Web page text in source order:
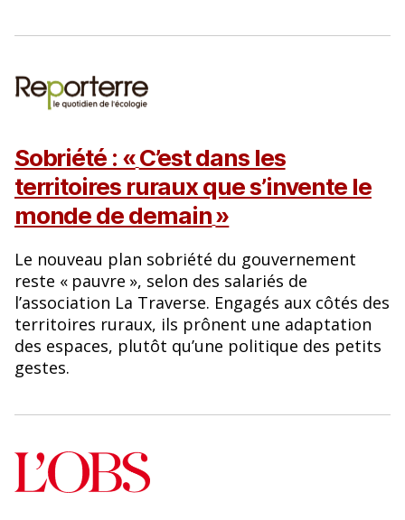
Sobriété : «C’est dans les
territoires ruraux que s’invente le
monde de demain»
Le nouveau plan sobriété du gouvernement
reste « pauvre », selon des salariés de
l’association La Traverse. Engagés aux côtés des
territoires ruraux, ils prônent une adaptation
des espaces, plutôt qu’une politique des petits
gestes.